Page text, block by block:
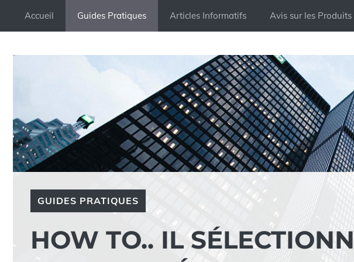
Accueil Guides Pratiques Articles Informatifs Avis sur les Produits
GUIDES PRATIQUES
HOW TO.. IL